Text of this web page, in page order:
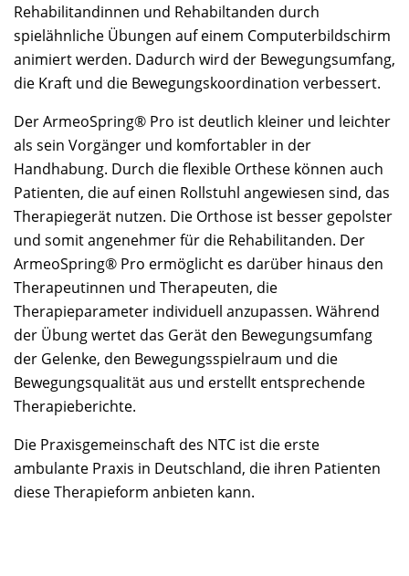
Rehabilitandinnen und Rehabiltanden durch
spielähnliche Übungen auf einem Computerbildschirm
animiert werden. Dadurch wird der Bewegungsumfang,
die Kraft und die Bewegungskoordination verbessert.
Der ArmeoSpring® Pro ist deutlich kleiner und leichter
als sein Vorgänger und komfortabler in der
Handhabung. Durch die flexible Orthese können auch
Patienten, die auf einen Rollstuhl angewiesen sind, das
Therapiegerät nutzen. Die Orthose ist besser gepolster
und somit angenehmer für die Rehabilitanden. Der
ArmeoSpring® Pro ermöglicht es darüber hinaus den
Therapeutinnen und Therapeuten, die
Therapieparameter individuell anzupassen. Während
der Übung wertet das Gerät den Bewegungsumfang
der Gelenke, den Bewegungsspielraum und die
Bewegungsqualität aus und erstellt entsprechende
Therapieberichte.
Die Praxisgemeinschaft des NTC ist die erste
ambulante Praxis in Deutschland, die ihren Patienten
diese Therapieform anbieten kann.